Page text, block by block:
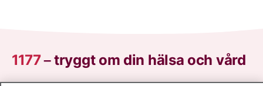
1177–tryggt om din hälsa och vård